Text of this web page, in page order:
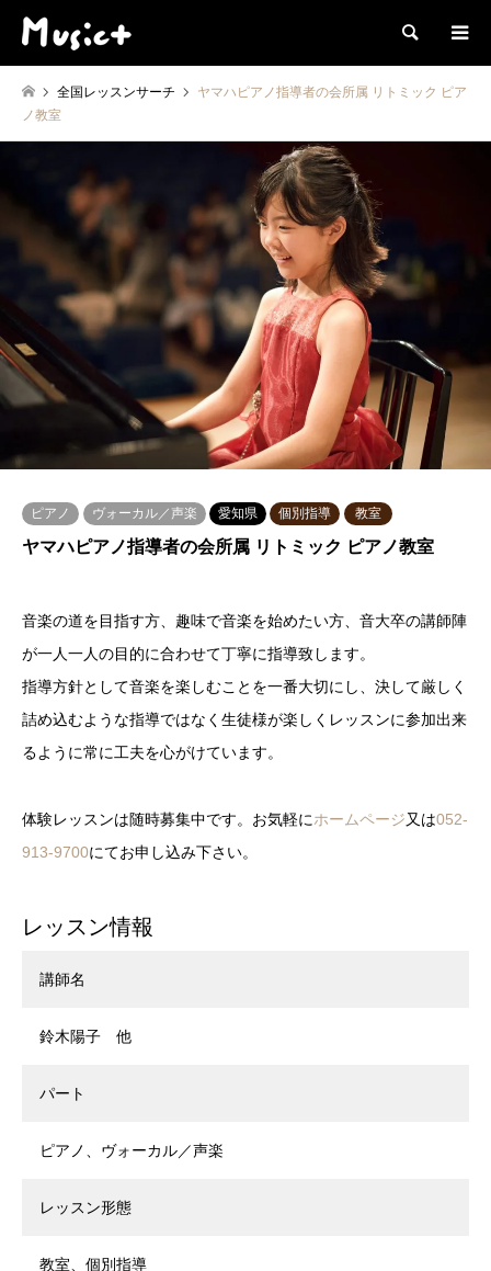
検索
全国レッスンサーチ
ヤマハピアノ指導者の会所属 リトミック ピア
ノ教室
ピアノ ヴォーカル／声楽 愛知県 個別指導 教室
ヤマハピアノ指導者の会所属 リトミック ピアノ教室
音楽の道を目指す方、趣味で音楽を始めたい方、音大卒の講師陣
が一人一人の目的に合わせて丁寧に指導致します。
指導方針として音楽を楽しむことを一番大切にし、決して厳しく
詰め込むような指導ではなく生徒様が楽しくレッスンに参加出来
るように常に工夫を心がけています。
体験レッスンは随時募集中です。お気軽にホームページ又は052-
913-9700にてお申し込み下さい。
レッスン情報
講師名
鈴木陽子 他
パート
ピアノ、ヴォーカル／声楽
レッスン形態
教室、個別指導